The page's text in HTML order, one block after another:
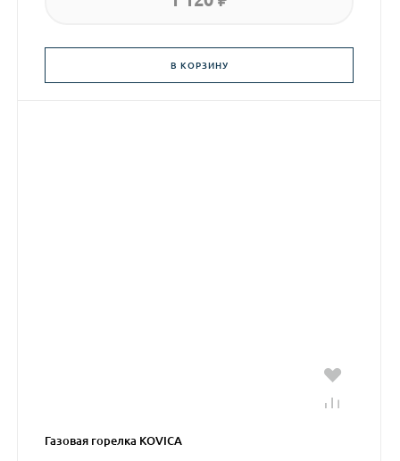
В КОРЗИНУ
Газовая горелка KOVICA